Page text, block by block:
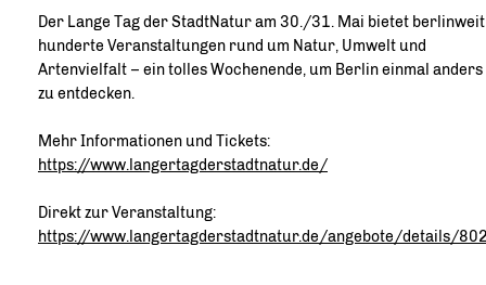
Der Lange Tag der StadtNatur am 30./31. Mai bietet berlinweit
hunderte Veranstaltungen rund um Natur, Umwelt und
Artenvielfalt – ein tolles Wochenende, um Berlin einmal anders
zu entdecken.
Mehr Informationen und Tickets:
https://www.langertagderstadtnatur.de/
Direkt zur Veranstaltung:
https://www.langertagderstadtnatur.de/angebote/details/